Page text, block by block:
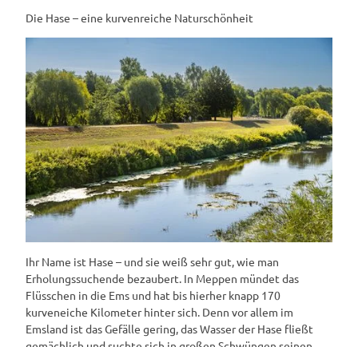
Die Hase – eine kurvenreiche Naturschönheit
Ihr Name ist Hase – und sie weiß sehr gut, wie man
Erholungssuchende bezaubert. In Meppen mündet das
Flüsschen in die Ems und hat bis hierher knapp 170
kurveneiche Kilometer hinter sich. Denn vor allem im
Emsland ist das Gefälle gering, das Wasser der Hase fließt